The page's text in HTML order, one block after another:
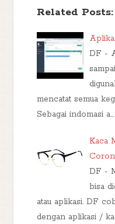
Related Posts:
DF -
mencatat semua
Sebagai indomasi a…
Kaca
DF -
bisa
atau aplikasi. DF
dengan aplikasi /